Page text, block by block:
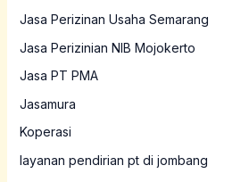
Jasa Perizinan Usaha Semarang
Jasa Perizinian NIB Mojokerto
Jasa PT PMA
Jasamura
Koperasi
layanan pendirian pt di jombang